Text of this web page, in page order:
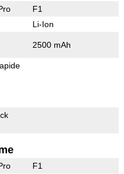
F1
Li-Ion
2500 mAh
F1